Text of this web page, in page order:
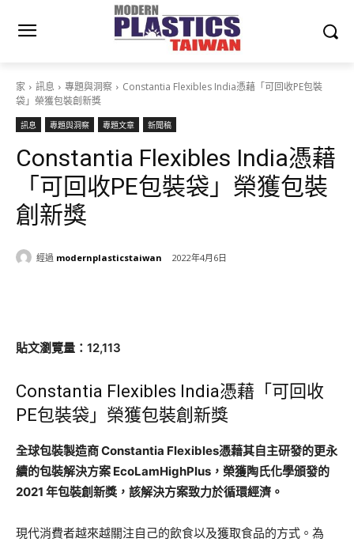
家 訊息 專題與洞察
Constantia Flexibles India憑藉「可回收PE包裝
袋」榮獲包裝創新獎
訊息 專題與洞察 專題文章 新聞稿
Constantia Flexibles India憑藉
「可回收PE包裝袋」榮獲包裝
創新獎
經過 modernplasticstaiwan 2022年4月6日
貼文瀏覽量：12,113
Constantia Flexibles India憑藉「可回收
PE包裝袋」榮獲包裝創新獎
全球包裝製造商 Constantia Flexibles憑藉其自主研發的更永
續的包裝解決方案 EcoLamHighPlus， 榮獲陶氏化學頒發的
2021 年包裝創新獎，該解決方案致力於循環經濟。
現代消費者越來越關注自己的飲食以及獲取食品的方式。為